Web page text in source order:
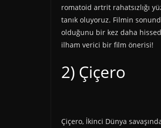
romatoid artrit rahatsızlığı
tanık oluyoruz. Filmin
olduğunu bir kez daha
ilham verici bir film önerisi!
2) Çiçero
Çiçero, İkinci Dünya